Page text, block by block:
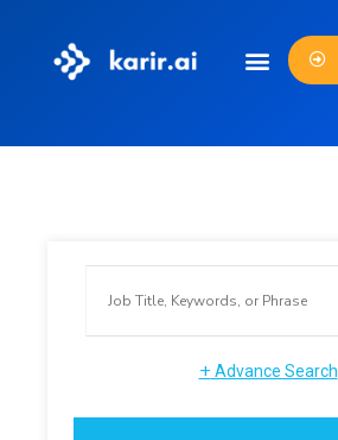
+ Advance Search